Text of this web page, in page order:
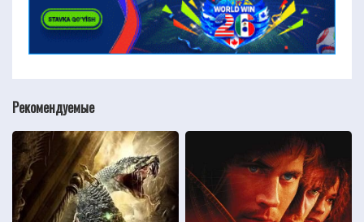
Рекомендуемые